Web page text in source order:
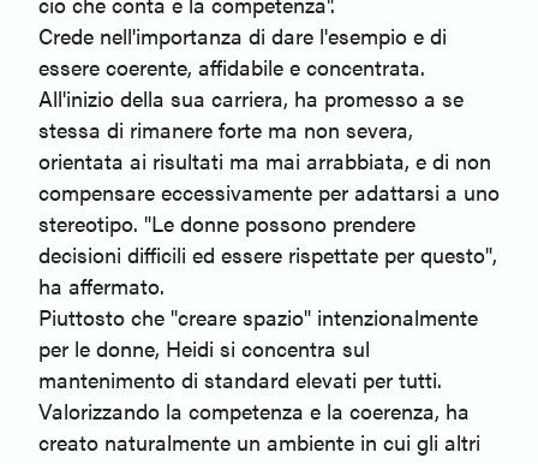
Crede nell'importanza di dare l'esempio e di
essere coerente, affidabile e concentrata.
All'inizio della sua carriera, ha promesso a se
stessa di rimanere forte ma non severa,
orientata ai risultati ma mai arrabbiata, e di non
compensare eccessivamente per adattarsi a uno
stereotipo. "Le donne possono prendere
decisioni difficili ed essere rispettate per questo",
ha affermato.
Piuttosto che "creare spazio" intenzionalmente
per le donne, Heidi si concentra sul
mantenimento di standard elevati per tutti.
Valorizzando la competenza e la coerenza, ha
creato naturalmente un ambiente in cui gli altri